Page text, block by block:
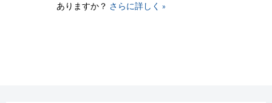
ありますか？ さらに詳しく »